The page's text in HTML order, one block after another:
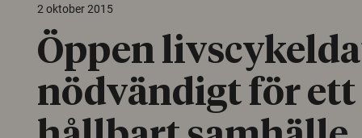
2 oktober 2015
Öppen
nödvändigt för ett